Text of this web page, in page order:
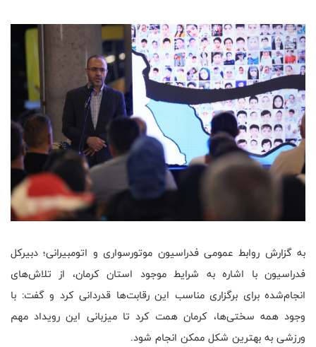
به گزارش روابط عمومی فدراسیون موتورسواری و اتومبیرانی؛ دبیرکل
فدراسیون با اشاره به شرایط موجود استان کرمان، از تلاش‌های
انجام‌شده برای برگزاری مناسب این رقابت‌ها قدردانی کرد و گفت: با
وجود همه سختی‌ها، کرمان همت کرد تا میزبانی این رویداد مهم
ورزشی به بهترین شکل ممکن انجام شود.